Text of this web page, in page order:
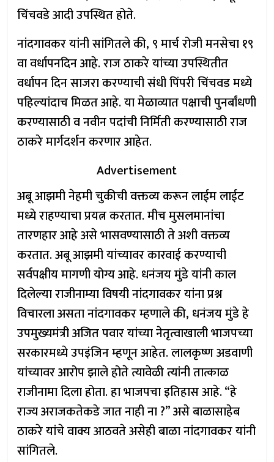
चिंचवडे आदी उपस्थित होते.
नांदगावकर यांनी सांगितले की, ९ मार्च रोजी मनसेचा १९
वा वर्धापनदिन आहे. राज ठाकरे यांच्या उपस्थितीत
वर्धापन दिन साजरा करण्याची संधी पिंपरी चिंचवड मध्ये
पहिल्यांदाच मिळत आहे. या मेळाव्यात पक्षाची पुनर्बांधणी
करण्यासाठी व नवीन पदांची निर्मिती करण्यासाठी राज
ठाकरे मार्गदर्शन करणार आहेत.
Advertisement
अबू आझमी नेहमी चुकीची वक्तव्य करून लाईम लाईट
मध्ये राहण्याचा प्रयत्न करतात. मीच मुसलमानांचा
तारणहार आहे असे भासवण्यासाठी ते अशी वक्तव्य
करतात. अबू आझमी यांच्यावर कारवाई करण्याची
सर्वपक्षीय मागणी योग्य आहे. धनंजय मुंडे यांनी काल
दिलेल्या राजीनाम्या विषयी नांदगावकर यांना प्रश्न
विचारला असता नांदगावकर म्हणाले की, धनंजय मुंडे हे
उपमुख्यमंत्री अजित पवार यांच्या नेतृत्वाखाली भाजपच्या
सरकारमध्ये उपइंजिन म्हणून आहेत. लालकृष्ण अडवाणी
यांच्यावर आरोप झाले होते त्यावेळी त्यांनी तात्काळ
राजीनामा दिला होता. हा भाजपचा इतिहास आहे. “हे
राज्य अराजकतेकडे जात नाही ना ?” असे बाळासाहेब
ठाकरे यांचे वाक्य आठवते असेही बाळा नांदगावकर यांनी
सांगितले.